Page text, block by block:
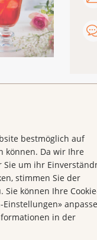
bestmöglich auf
können. Da wir Ihre
um ihr
stimmen Sie der
Sie können Ihre
in der